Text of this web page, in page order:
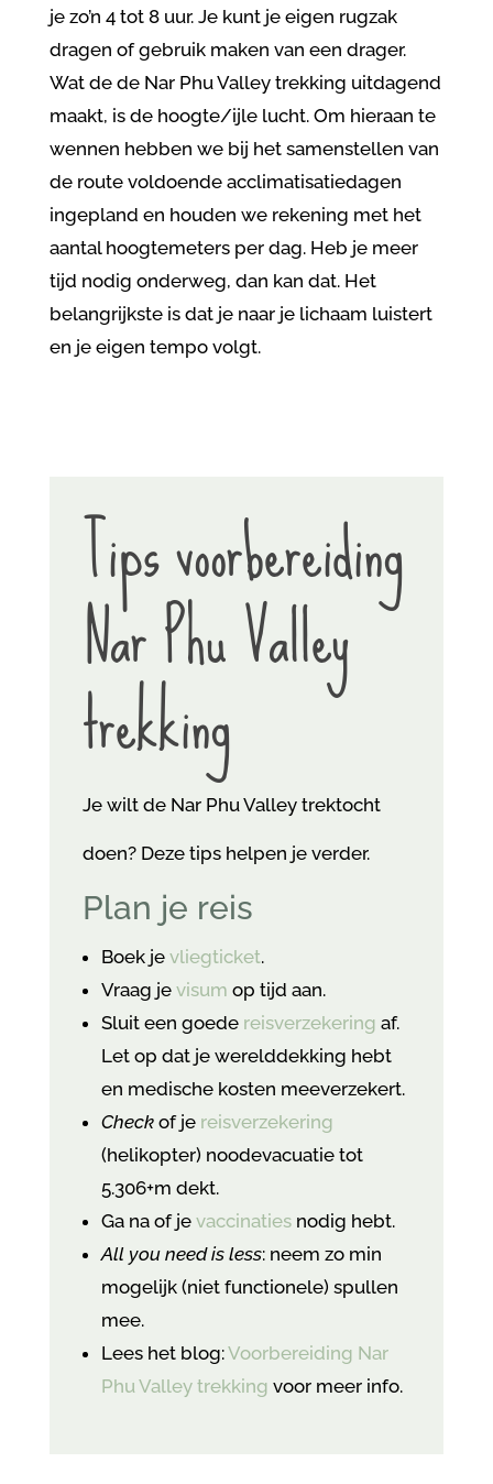
je zo’n 4 tot 8 uur. Je kunt je eigen rugzak
dragen of gebruik maken van een drager.
Wat de de Nar Phu Valley trekking uitdagend
maakt, is de hoogte/ijle lucht. Om hieraan te
wennen hebben we bij het samenstellen van
de route voldoende acclimatisatiedagen
ingepland en houden we rekening met het
aantal hoogtemeters per dag. Heb je meer
tijd nodig onderweg, dan kan dat. Het
belangrijkste is dat je naar je lichaam luistert
en je eigen tempo volgt.
Tips voorbereiding
Nar Phu Valley
trekking
Je wilt de Nar Phu Valley trektocht
doen? Deze tips helpen je verder.
Plan je reis
Boek je vliegticket.
Vraag je visum op tijd aan.
Sluit een goede reisverzekering af.
Let op dat je werelddekking hebt
en medische kosten meeverzekert.
Check of je reisverzekering
(helikopter) noodevacuatie tot
5.306+m dekt.
Ga na of je vaccinatiesnodig hebt.
All you need is less: neem zo min
mogelijk (niet functionele) spullen
mee.
Lees het blog:Voorbereiding Nar
Phu Valley trekking voor meer info.